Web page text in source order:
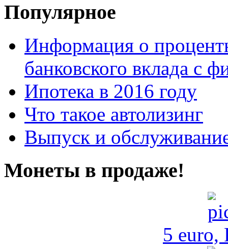
Популярное
Информация о
банковского вклада с
Ипотека в 2016 году
Что такое автолизинг
Выпуск и
Монеты в продаже!
5 euro,